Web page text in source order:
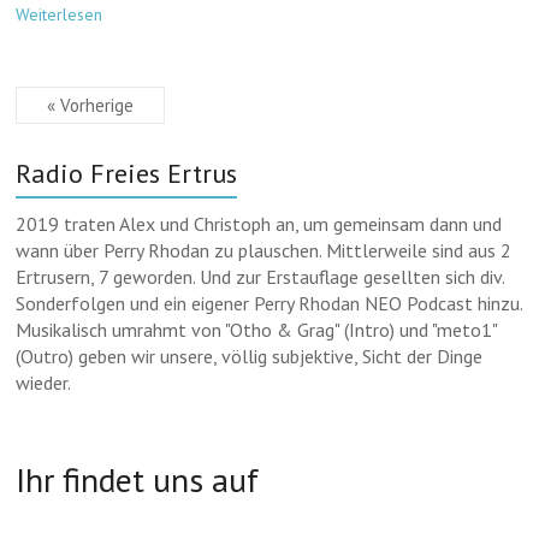
k
n
A
s
s
l
h
Weiterlesen
« Vorherige
Radio Freies Ertrus
2019 traten Alex und Christoph an, um gemeinsam dann und
wann über Perry Rhodan zu plauschen. Mittlerweile sind aus 2
Ertrusern, 7 geworden. Und zur Erstauflage gesellten sich div.
Sonderfolgen und ein eigener Perry Rhodan NEO Podcast hinzu.
Musikalisch umrahmt von "Otho & Grag" (Intro) und "meto1"
(Outro) geben wir unsere, völlig subjektive, Sicht der Dinge
wieder.
Ihr findet uns auf